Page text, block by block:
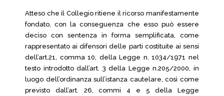
Atteso che il Collegio ritiene il ricorso manifestamente
fondato, con la conseguenza che esso può essere
deciso con sentenza in forma semplificata, come
rappresentato ai difensori delle parti costituite ai sensi
dell’art.21, comma 10, della Legge n. 1034/1971 nel
testo introdotto dall’art. 3 della Legge n.205/2000, in
luogo dell’ordinanza sull’istanza cautelare, così come
previsto dall’art. 26, commi 4 e 5 della Legge